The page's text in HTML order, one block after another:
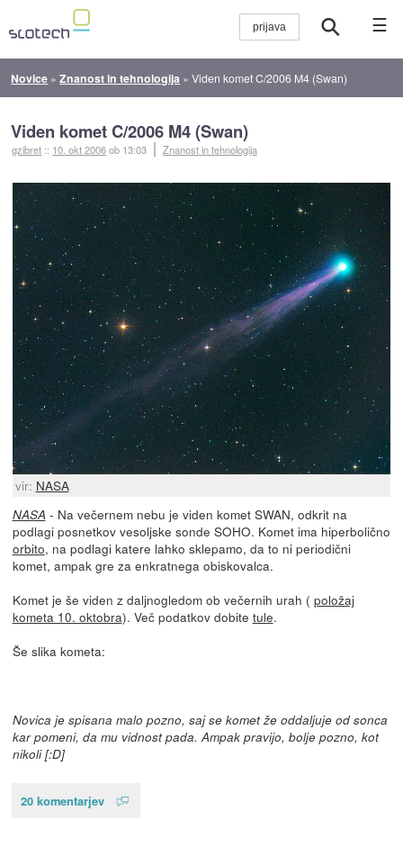
☰
Novice »Znanost in tehnologija »Viden komet C/2006 M4 (Swan)
Viden komet C/2006 M4 (Swan)
gzibret :: 10. okt 2006ob 13:03 Znanost in tehnologija
vir: NASA
NASA - Na večernem nebu je viden komet SWAN, odkrit na
podlagi posnetkov vesoljske sonde SOHO. Komet ima hiperbolično
orbito, na podlagi katere lahko sklepamo, da to ni periodični
komet, ampak gre za enkratnega obiskovalca.
Komet je še viden z daljnogledom ob večernih urah ( položaj
kometa 10. oktobra). Več podatkov dobite tule.
Še slika kometa:
Novica je spisana malo pozno, saj se komet že oddaljuje od sonca
kar pomeni, da mu vidnost pada. Ampak pravijo, bolje pozno, kot
nikoli [:D]
20 komentarjev